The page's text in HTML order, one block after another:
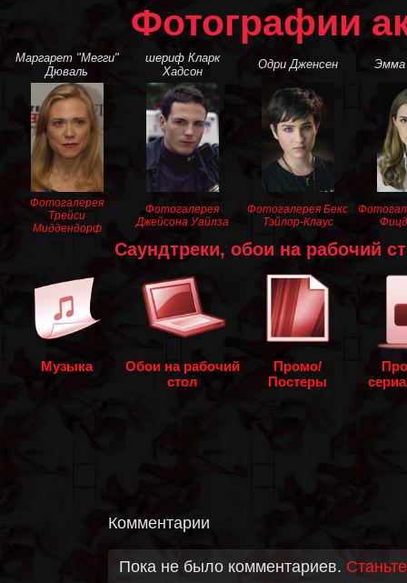
Фотографии
Маргарет "Мегги"
Дюваль
шериф Кларк
Хадсон
Одри Дженсен Эмма
Фотогалерея
Трейси
Миддендорф
Фотогалерея
Джейсона Уайлза
Фотогалерея Бекс
Тэйлор-Клаус
Саундтреки, обои на рабочий
Музыка
Обои на рабочий
стол
Промо/
Постеры
Комментарии
Пока не было комментариев.